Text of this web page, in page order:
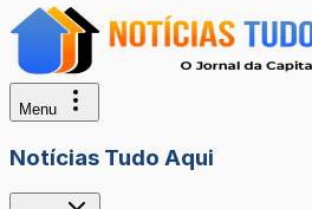
Menu
Notícias Tudo Aqui